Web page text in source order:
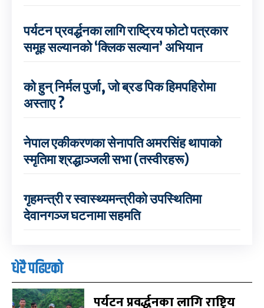
पर्यटन प्रवर्द्धनका लागि राष्ट्रिय फोटो पत्रकार
समूह सल्यानको ‘क्लिक सल्यान’ अभियान
को हुन् निर्मल पुर्जा, जो ब्रड पिक हिमपहिरोमा
अस्ताए ?
नेपाल एकीकरणका सेनापति अमरसिंह थापाको
स्मृतिमा श्रद्धाञ्जली सभा (तस्वीरहरू)
गृहमन्त्री र स्वास्थ्यमन्त्रीको उपस्थितिमा
देवानगञ्ज घटनामा सहमति
धेरै पढिएको
पर्यटन प्रवर्द्धनका लागि राष्ट्रिय